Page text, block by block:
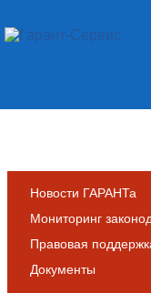
Новости ГАРАНТа
Мониторинг
Правовая
Документы